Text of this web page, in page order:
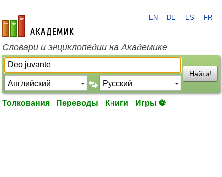
academic.ru
EN DE ES FR
Словари и энциклопедии на Академике
Найти!
Толкования Переводы Книги Игры ⚽